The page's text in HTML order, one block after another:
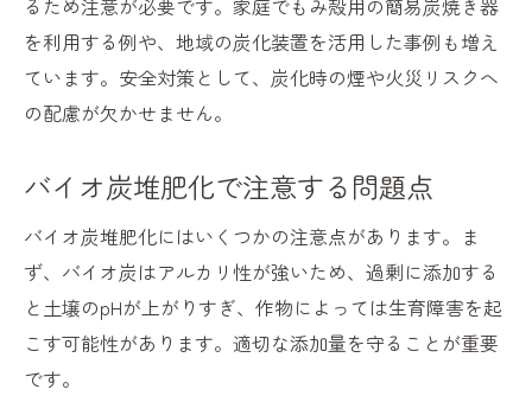
るため注意が必要です。家庭でもみ殻用の簡易炭焼き器
を利用する例や、地域の炭化装置を活用した事例も増え
ています。安全対策として、炭化時の煙や火災リスクへ
の配慮が欠かせません。
バイオ炭堆肥化で注意する問題点
バイオ炭堆肥化にはいくつかの注意点があります。ま
ず、バイオ炭はアルカリ性が強いため、過剰に添加する
と土壌のpHが上がりすぎ、作物によっては生育障害を起
こす可能性があります。適切な添加量を守ることが重要
です。